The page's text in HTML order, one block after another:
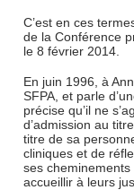
C’est en ces
de la Conférence
le 8 février 2014.
En juin 1996, à
SFPA, et parle
précise qu’il ne
d’admission au
titre de sa
cliniques et de
ses cheminements
accueillir à leurs